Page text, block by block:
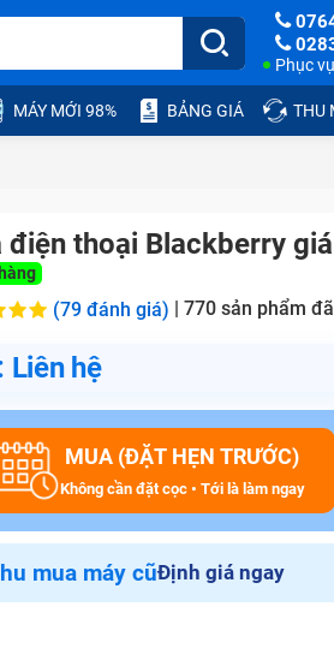
Phục
MÁY MỚI 98% BẢNG GIÁ THU
điện thoại Blackberry
(79 đánh giá) | 770 sản phẩm
Liên hệ
MUA (ĐẶT HẸN TRƯỚC)
Không cần đặt cọc • Tới là làm ngay
mua máy cũĐịnh giá ngay